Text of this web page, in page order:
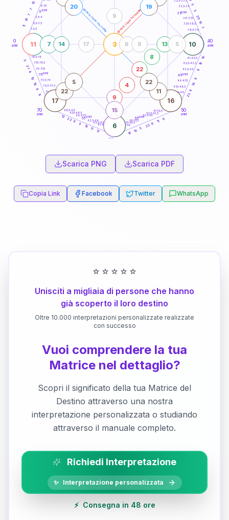
generazione maschile generazione femminile
0
anni
40
anni
50
anni
60
70
anni
1-2,5
2,5-3,5
3,5-4
6-7,5 33,5-34
36-37,5
37,5-38,5
38,5-39
41-42,5
42,5-43,5
43,5-44
46-47,5
47,5-48,5
48,5-49
51-52,5
52,5-53,5
53,5-54
56-57,5
57,5-58,5
58,5-59
61-62,5
62,5-63,5
63,5-64
66-67,5
67,5-68,5
68,5-69
71-72,5
72,5-73,5
73,5-74
76-77,5
77,5-78,5
78,5-79
11
18
7
7
10
5
5
20
15
7
10
18
8
8
14
6
22
9
11
6
22
5
10
16
17
11
16
5
9
22
12
8
9
19
10
4
21
5
11 10
6
3
17 16
9
4
22
8
13
7 5
15
14 6 9
17
9
20 19
22
5
11
22
5anni
35anni
45anni
55anni
65anni
75anni
Scarica PNG Scarica PDF
Copia Link Facebook Twitter WhatsApp
⭐ ⭐ ⭐ ⭐ ⭐
Unisciti a migliaia di persone che hanno
già scoperto il loro destino
Oltre 10.000 interpretazioni personalizzate realizzate
con successo
Vuoi comprendere la tua
Matrice nel dettaglio?
Scopri il significato della tua Matrice del
Destino attraverso una nostra
interpretazione personalizzata o studiando
attraverso il manuale completo.
Richiedi Interpretazione
✨ Interpretazione personalizzata
⚡ Consegna in 48 ore